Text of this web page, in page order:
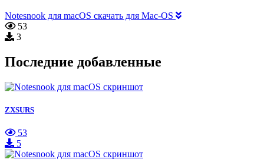
Notesnook для macOS скачать для Mac-OS
53
3
Последние добавленные
ZXSURS
53
5